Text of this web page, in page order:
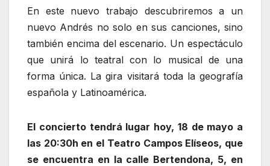
En este nuevo trabajo descubriremos a un
nuevo Andrés no solo en sus canciones, sino
también encima del escenario. Un espectáculo
que unirá lo teatral con lo musical de una
forma única. La gira visitará toda la geografía
española y Latinoamérica.
El concierto tendrá lugar hoy, 18 de mayo a
las 20:30h en el Teatro Campos Elíseos, que
se encuentra en la calle Bertendona, 5, en